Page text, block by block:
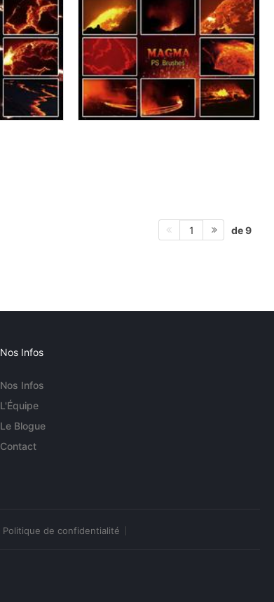
1 de 9
Nos Infos
Nos Infos
L'Équipe
Le Blogue
Contact
Politique de confidentialité